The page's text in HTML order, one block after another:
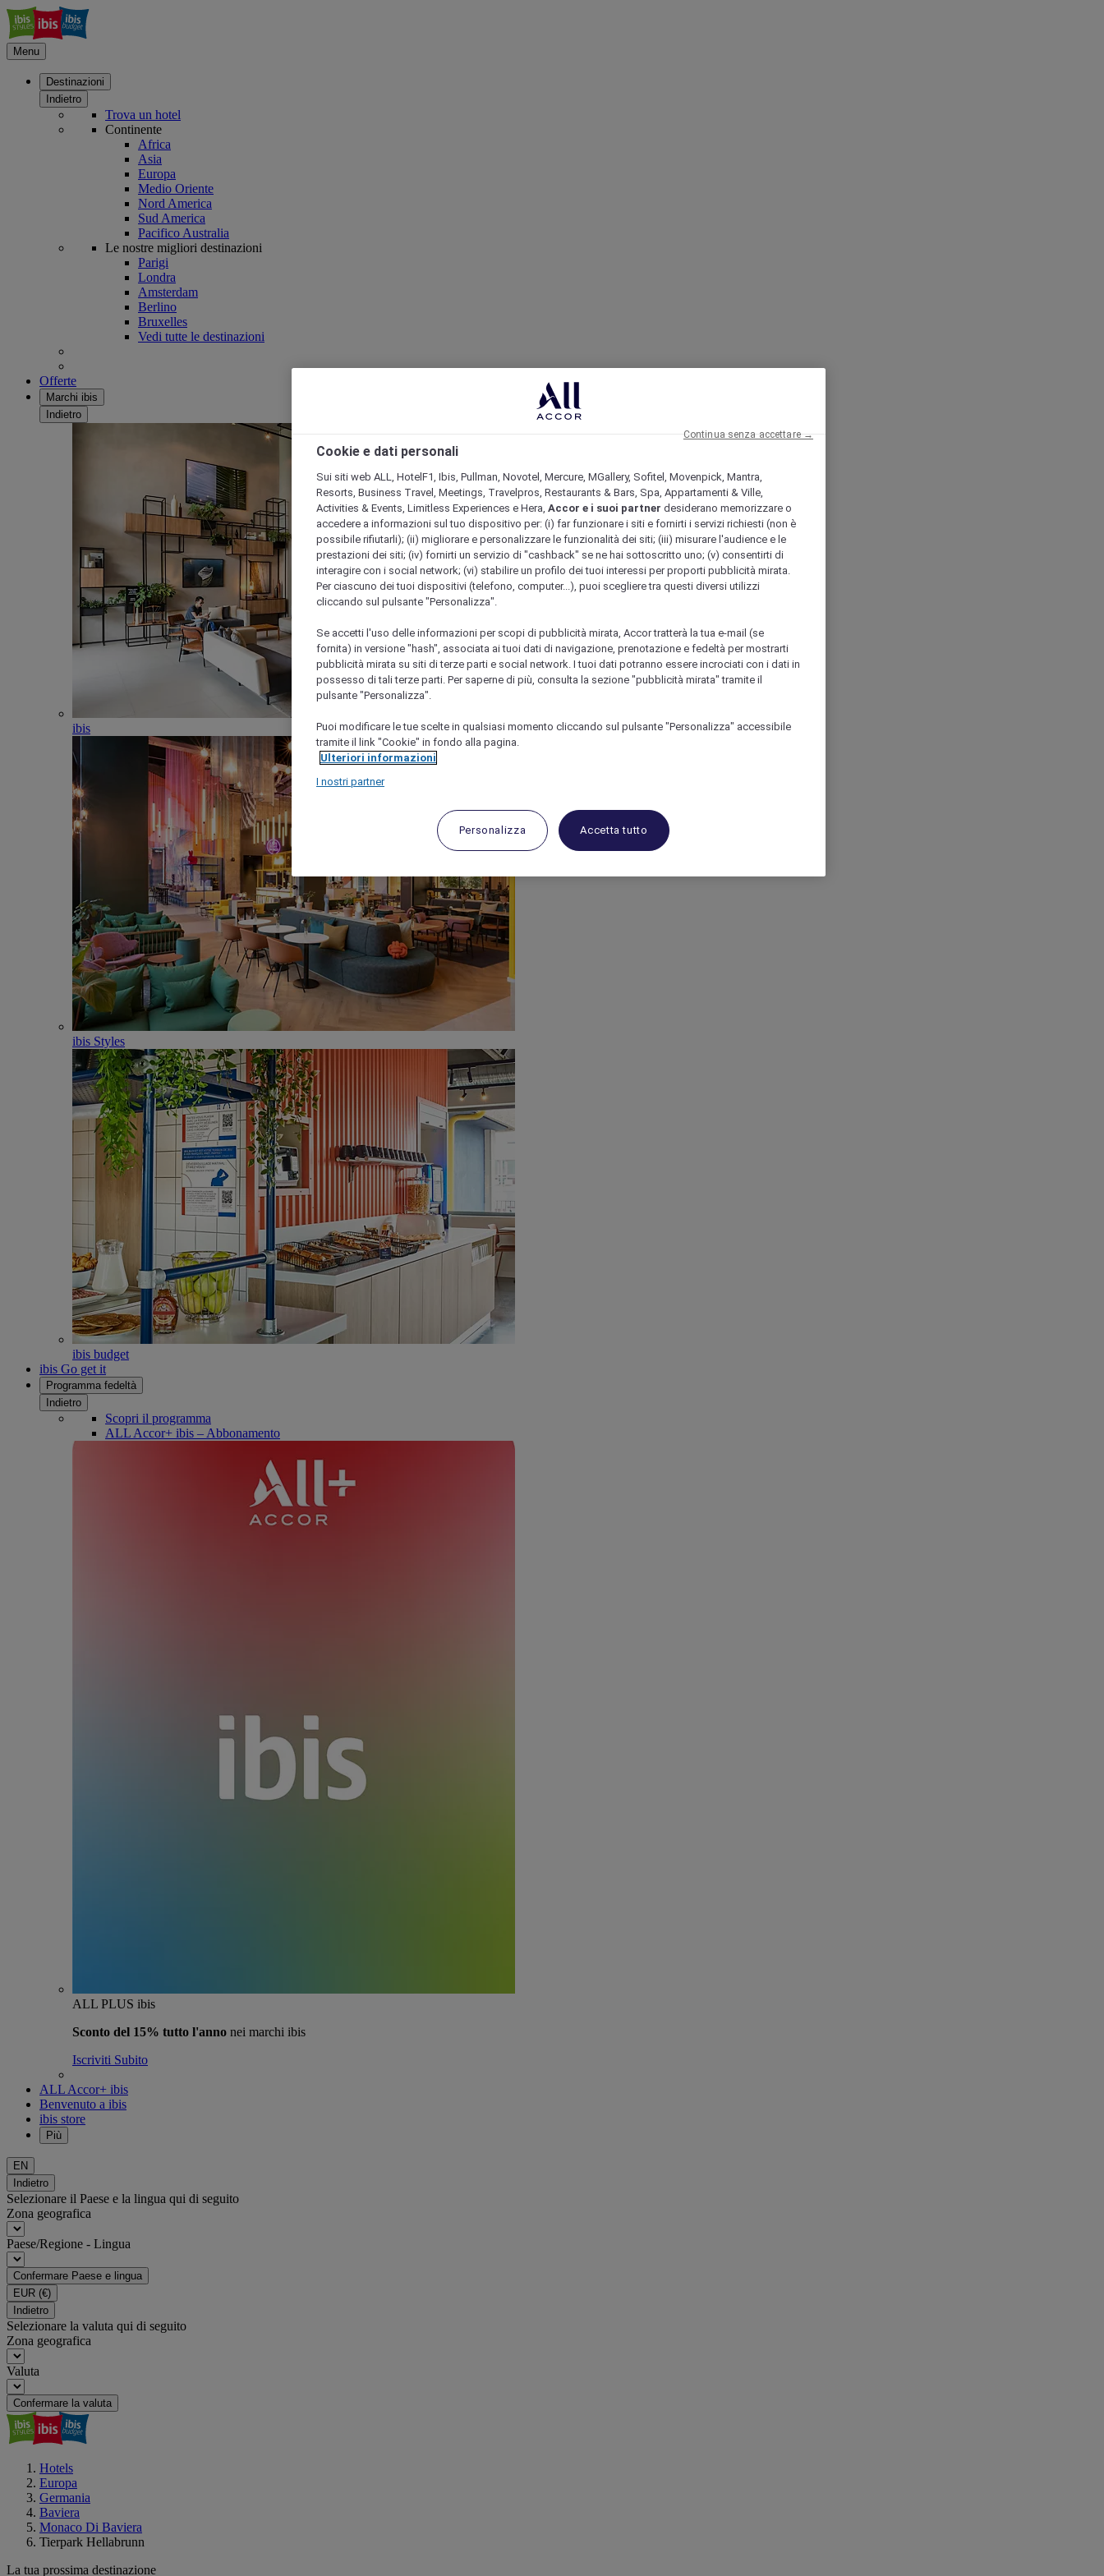
Menu
Destinazioni
Indietro
Trova un hotel
Continente
Africa
Asia
Europa
Medio Oriente
Nord America
Sud America
Pacifico Australia
Le nostre migliori destinazioni
Parigi
Londra
Amsterdam
Berlino
Bruxelles
Vedi tutte le destinazioni
Offerte
Marchi ibis
Indietro
ibis
ibis Styles
ibis budget
ibis Go get it
Programma fedeltà
Indietro
Scopri il programma
ALL Accor+ ibis – Abbonamento
ALL PLUS ibis
Sconto del 15% tutto l'anno nei marchi ibis
Iscriviti Subito
ALL Accor+ ibis
Benvenuto a ibis
ibis store
Più
EN
Indietro
Selezionare il Paese e la lingua qui di seguito
Zona geografica
Paese/Regione - Lingua
Confermare Paese e lingua
EUR (€)
Indietro
Selezionare la valuta qui di seguito
Zona geografica
Valuta
Confermare la valuta
Hotels
Europa
Germania
Baviera
Monaco Di Baviera
Tierpark Hellabrunn
La tua prossima destinazione
Cookie e dati personali
Sui siti web ALL, HotelF1, Ibis, Pullman, Novotel, Mercure, MGallery, Sofitel, Movenpick, Mantra,
Resorts, Business Travel, Meetings, Travelpros, Restaurants & Bars, Spa, Appartamenti & Ville,
Activities & Events, Limitless Experiences e Hera, Accor e i suoi partner desiderano memorizzare o
accedere a informazioni sul tuo dispositivo per: (i) far funzionare i siti e fornirti i servizi richiesti (non è
possibile rifiutarli); (ii) migliorare e personalizzare le funzionalità dei siti; (iii) misurare l'audience e le
prestazioni dei siti; (iv) fornirti un servizio di "cashback" se ne hai sottoscritto uno; (v) consentirti di
interagire con i social network; (vi) stabilire un profilo dei tuoi interessi per proporti pubblicità mirata.
Per ciascuno dei tuoi dispositivi (telefono, computer...), puoi scegliere tra questi diversi utilizzi
cliccando sul pulsante "Personalizza".
Se accetti l'uso delle informazioni per scopi di pubblicità mirata, Accor tratterà la tua e-mail (se
fornita) in versione "hash", associata ai tuoi dati di navigazione, prenotazione e fedeltà per mostrarti
pubblicità mirata su siti di terze parti e social network. I tuoi dati potranno essere incrociati con i dati in
possesso di tali terze parti. Per saperne di più, consulta la sezione "pubblicità mirata" tramite il
pulsante "Personalizza".
Puoi modificare le tue scelte in qualsiasi momento cliccando sul pulsante "Personalizza" accessibile
tramite il link "Cookie" in fondo alla pagina.
Ulteriori informazioni
I nostri partner
Personalizza Accetta tutto
Continua senza accettare →